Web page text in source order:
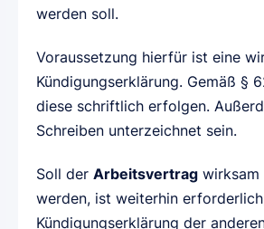
werden soll.
Voraussetzung hierfür ist eine
Kündigungserklärung. Gemäß §
diese schriftlich erfolgen.
Schreiben unterzeichnet sein.
Soll der Arbeitsvertrag wirksam
werden, ist weiterhin
Kündigungserklärung der